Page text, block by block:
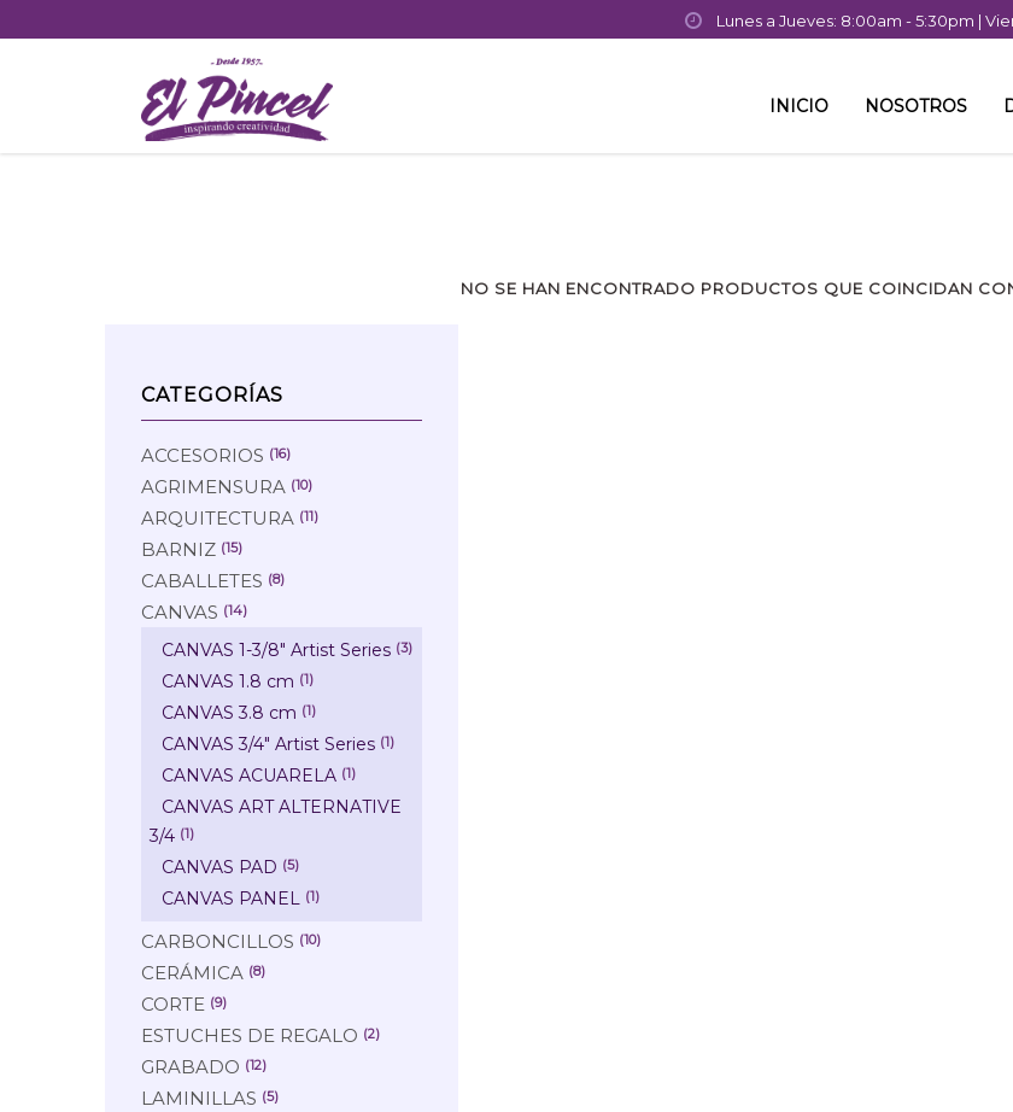
to
Lunes a Jueves: 8:00am - 5:30pm |
INICIO NOSOTROS
NO SE HAN ENCONTRADO PRODUCTOS QUE COINCIDAN
CATEGORÍAS
ACCESORIOS (16)
AGRIMENSURA (10)
ARQUITECTURA (11)
BARNIZ (15)
CABALLETES (8)
CANVAS (14)
CANVAS 1-3/8" Artist Series (3)
CANVAS 1.8 cm (1)
CANVAS 3.8 cm (1)
CANVAS 3/4" Artist Series (1)
CANVAS ACUARELA (1)
CANVAS ART ALTERNATIVE
3/4 (1)
CANVAS PAD (5)
CANVAS PANEL (1)
CARBONCILLOS (10)
CERÁMICA (8)
CORTE (9)
ESTUCHES DE REGALO (2)
GRABADO (12)
LAMINILLAS (5)